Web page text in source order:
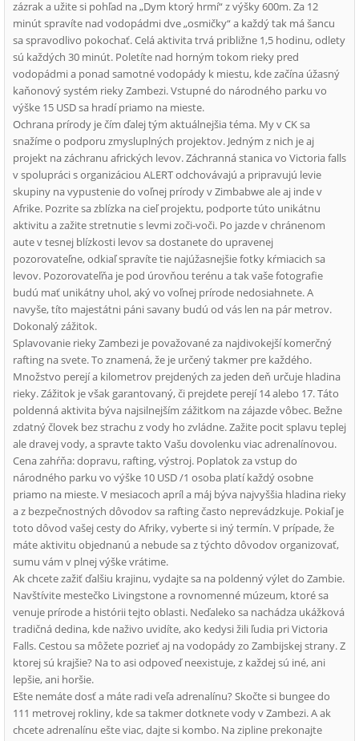
zázrak a užite si pohľad na „Dym ktorý hrmí“ z výšky 600m. Za 12
minút spravíte nad vodopádmi dve „osmičky“ a každý tak má šancu
sa spravodlivo pokochať. Celá aktivita trvá približne 1,5 hodinu, odlety
sú každých 30 minút. Poletíte nad horným tokom rieky pred
vodopádmi a ponad samotné vodopády k miestu, kde začína úžasný
kaňonový systém rieky Zambezi. Vstupné do národného parku vo
výške 15 USD sa hradí priamo na mieste.
Ochrana prírody je čím ďalej tým aktuálnejšia téma. My v CK sa
snažíme o podporu zmysluplných projektov. Jedným z nich je aj
projekt na záchranu afrických levov. Záchranná stanica vo Victoria falls
v spolupráci s organizáciou ALERT odchovávajú a pripravujú levie
skupiny na vypustenie do voľnej prírody v Zimbabwe ale aj inde v
Afrike. Pozrite sa zblízka na cieľ projektu, podporte túto unikátnu
aktivitu a zažite stretnutie s levmi zoči-voči. Po jazde v chránenom
aute v tesnej blízkosti levov sa dostanete do upravenej
pozorovateľne, odkiaľ spravíte tie najúžasnejšie fotky kŕmiacich sa
levov. Pozorovateľňa je pod úrovňou terénu a tak vaše fotografie
budú mať unikátny uhol, aký vo voľnej prírode nedosiahnete. A
navyše, títo majestátni páni savany budú od vás len na pár metrov.
Dokonalý zážitok.
Splavovanie rieky Zambezi je považované za najdivokejší komerčný
rafting na svete. To znamená, že je určený takmer pre každého.
Množstvo perejí a kilometrov prejdených za jeden deň určuje hladina
rieky. Zážitok je však garantovaný, či prejdete perejí 14 alebo 17. Táto
poldenná aktivita býva najsilnejším zážitkom na zájazde vôbec. Bežne
zdatný človek bez strachu z vody ho zvládne. Zažite pocit splavu teplej
ale dravej vody, a spravte takto Vašu dovolenku viac adrenalínovou.
Cena zahŕňa: dopravu, rafting, výstroj. Poplatok za vstup do
národného parku vo výške 10 USD /1 osoba platí každý osobne
priamo na mieste. V mesiacoch apríl a máj býva najvyššia hladina rieky
a z bezpečnostných dôvodov sa rafting často neprevádzkuje. Pokiaľ je
toto dôvod vašej cesty do Afriky, vyberte si iný termín. V prípade, že
máte aktivitu objednanú a nebude sa z týchto dôvodov organizovať,
sumu vám v plnej výške vrátime.
Ak chcete zažiť ďalšiu krajinu, vydajte sa na poldenný výlet do Zambie.
Navštívite mestečko Livingstone a rovnomenné múzeum, ktoré sa
venuje prírode a histórii tejto oblasti. Neďaleko sa nachádza ukážková
tradičná dedina, kde naživo uvidíte, ako kedysi žili ľudia pri Victoria
Falls. Cestou sa môžete pozrieť aj na vodopády zo Zambijskej strany. Z
ktorej sú krajšie? Na to asi odpoveď neexistuje, z každej sú iné, ani
lepšie, ani horšie.
Ešte nemáte dosť a máte radi veľa adrenalínu? Skočte si bungee do
111 metrovej rokliny, kde sa takmer dotknete vody v Zambezi. A ak
chcete adrenalínu ešte viac, dajte si kombo. Na zipline prekonajte